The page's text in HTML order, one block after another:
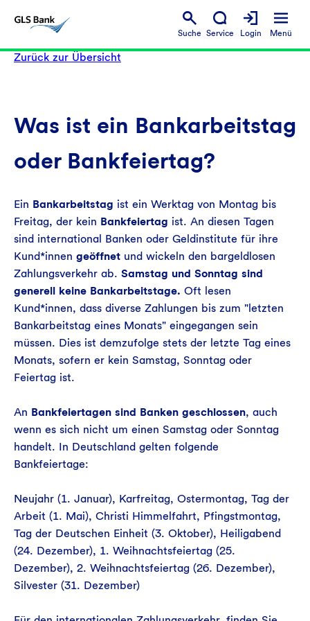
Suche Service Login Menü
Zurück zur Übersicht
Was ist ein Bankarbeitstag
oder Bankfeiertag?
Ein Bankarbeitstag ist ein Werktag von Montag bis
Freitag, der kein Bankfeiertag ist. An diesen Tagen
sind international Banken oder Geldinstitute für ihre
Kund*innen geöffnet und wickeln den bargeldlosen
Zahlungsverkehr ab. Samstag und Sonntag sind
generell keine Bankarbeitstage. Oft lesen
Kund*innen, dass diverse Zahlungen bis zum "letzten
Bankarbeitstag eines Monats" eingegangen sein
müssen. Dies ist demzufolge stets der letzte Tag eines
Monats, sofern er kein Samstag, Sonntag oder
Feiertag ist.
An Bankfeiertagen sind Banken geschlossen, auch
wenn es sich nicht um einen Samstag oder Sonntag
handelt. In Deutschland gelten folgende
Bankfeiertage:
Neujahr (1. Januar), Karfreitag, Ostermontag, Tag der
Arbeit (1. Mai), Christi Himmelfahrt, Pfingstmontag,
Tag der Deutschen Einheit (3. Oktober), Heiligabend
(24. Dezember), 1. Weihnachtsfeiertag (25.
Dezember), 2. Weihnachtsfeiertag (26. Dezember),
Silvester (31. Dezember)